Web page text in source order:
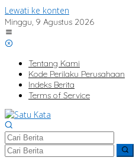
Lewati ke konten
Minggu, 9 Agustus 2026
Tentang Kami
Kode Perilaku Perusahaan
Indeks Berita
Terms of Service